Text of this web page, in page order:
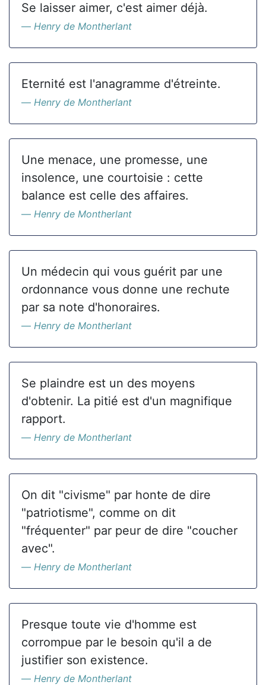
Se laisser aimer, c'est aimer déjà.
Henry de Montherlant
Eternité est l'anagramme d'étreinte.
Henry de Montherlant
Une menace, une promesse, une
insolence, une courtoisie : cette
balance est celle des affaires.
Henry de Montherlant
Un médecin qui vous guérit par une
ordonnance vous donne une rechute
par sa note d'honoraires.
Henry de Montherlant
Se plaindre est un des moyens
d'obtenir. La pitié est d'un magnifique
rapport.
Henry de Montherlant
On dit "civisme" par honte de dire
"patriotisme", comme on dit
"fréquenter" par peur de dire "coucher
avec".
Henry de Montherlant
Presque toute vie d'homme est
corrompue par le besoin qu'il a de
justifier son existence.
Henry de Montherlant